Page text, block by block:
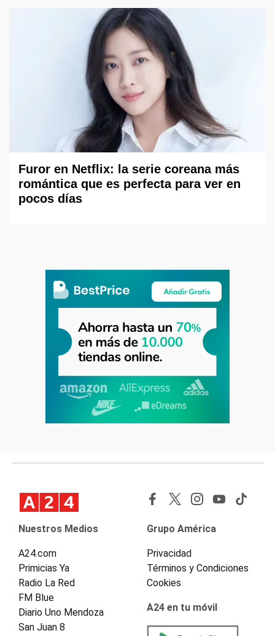
Furor en Netflix: la serie coreana más
romántica que es perfecta para ver en
pocos días
Nuestros Medios
A24.com
Primicias Ya
Radio La Red
FM Blue
Diario Uno Mendoza
San Juan 8
Grupo América
Privacidad
Términos y Condiciones
Cookies
A24 en tu móvil